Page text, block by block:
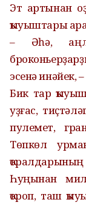
Эт артынан
ҡыуыштары
– Әһә,
эсенә инәйек,
Бик тар
уҙғас,
пулемет,
Төпкөл
Һуңынан
ҡороп, таш